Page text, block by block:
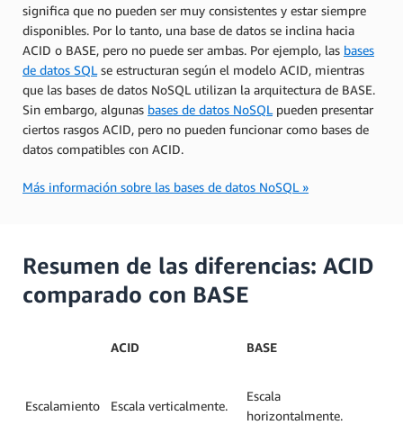
significa que no pueden ser muy consistentes y estar siempre
disponibles. Por lo tanto, una base de datos se inclina hacia
ACID o BASE, pero no puede ser ambas. Por ejemplo, las bases
de datos SQL se estructuran según el modelo ACID, mientras
que las bases de datos NoSQL utilizan la arquitectura de BASE.
Sin embargo, algunas bases de datos NoSQL pueden presentar
ciertos rasgos ACID, pero no pueden funcionar como bases de
datos compatibles con ACID.
Más información sobre las bases de datos NoSQL »
Resumen de las diferencias: ACID
comparado con BASE
ACID BASE
Escalamiento Escala verticalmente.
Escala
horizontalmente.